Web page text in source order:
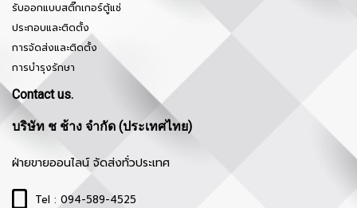
รับออกแบบสติ๊กเกอร์ตู้แช่
ประกอบและติดตั้ง
การจัดส่งและติดตั้ง
การบำรุงรักษา
Contact us.
บริษัท ช ช้าง จำกัด (ประเทศไทย)
ฝ่ายขายออนไลน์ จัดส่งทั่วประเทศ
Tel : 094-589-4525